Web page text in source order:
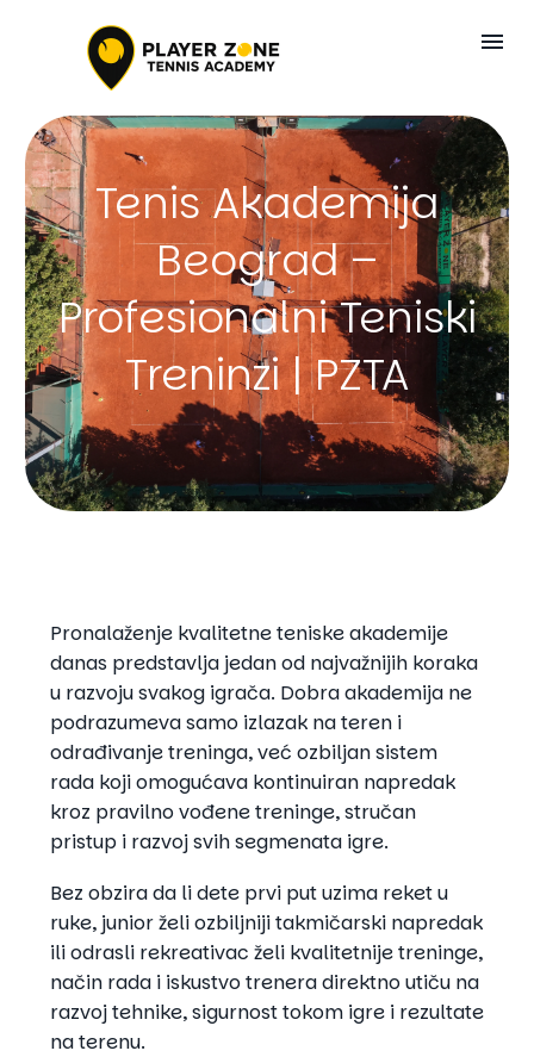
Tenis Akademija
Beograd –
Profesionalni Teniski
Treninzi | PZTA
Pronalaženje kvalitetne teniske akademije
danas predstavlja jedan od najvažnijih koraka
u razvoju svakog igrača. Dobra akademija ne
podrazumeva samo izlazak na teren i
odrađivanje treninga, već ozbiljan sistem
rada koji omogućava kontinuiran napredak
kroz pravilno vođene treninge, stručan
pristup i razvoj svih segmenata igre.
Bez obzira da li dete prvi put uzima reket u
ruke, junior želi ozbiljniji takmičarski napredak
ili odrasli rekreativac želi kvalitetnije treninge,
način rada i iskustvo trenera direktno utiču na
razvoj tehnike, sigurnost tokom igre i rezultate
na terenu.